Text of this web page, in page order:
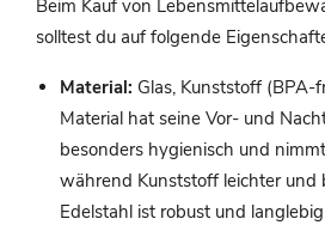
Beim Kauf von
solltest du auf folgende
Material: Glas, Kunststoff (BPA-
Material hat seine Vor- und
besonders hygienisch und
während Kunststoff leichter und
Edelstahl ist robust und